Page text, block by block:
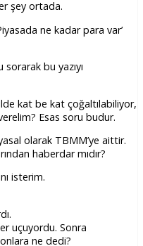
şey ortada.
ne kadar para var’
bu yazıyı
kat be kat çoğaltılabiliyor,
Esas soru budur.
olarak TBMM’ye aittir.
haberdar mıdır?
isterim.
uçuyordu. Sonra
ne dedi?